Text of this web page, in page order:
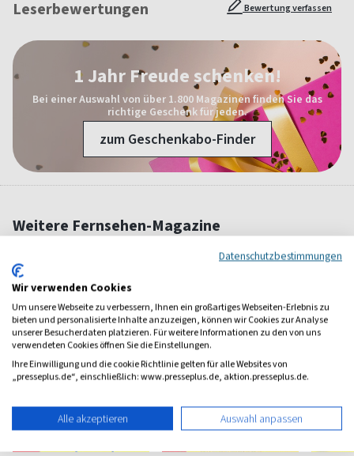
Leserbewertungen Bewertung verfassen
1 Jahr Freude schenken!
Bei einer Auswahl von über 1.800 Magazinen finden Sie das
richtige Geschenk für jeden.
zum Geschenkabo-Finder
Weitere Fernsehen-Magazine
Datenschutzbestimmungen
Wir verwenden Cookies
Um unsere Webseite zu verbessern, Ihnen ein großartiges Webseiten-Erlebnis zu
bieten und personalisierte Inhalte anzuzeigen, können wir Cookies zur Analyse
unserer Besucherdaten platzieren. Für weitere Informationen zu den von uns
verwendeten Cookies öffnen Sie die Einstellungen.
Ihre Einwilligung und die cookie Richtlinie gelten für alle Websites von
„presseplus.de“, einschließlich: www.presseplus.de, aktion.presseplus.de.
Alle akzeptieren Auswahl anpassen